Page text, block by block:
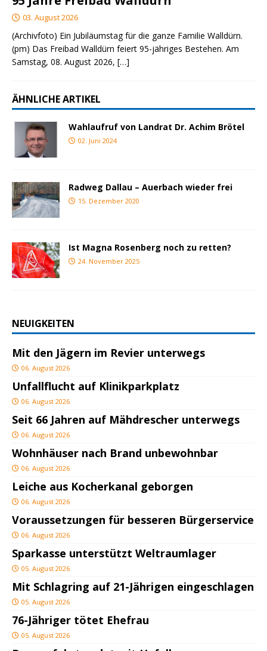
03. August 2026
(Archivfoto) Ein Jubiläumstag für die ganze Familie Walldürn.
(pm) Das Freibad Walldürn feiert 95-jähriges Bestehen. Am
Samstag, 08. August 2026, […]
ÄHNLICHE ARTIKEL
Wahlaufruf von Landrat Dr. Achim Brötel
02. Juni 2024
Radweg Dallau – Auerbach wieder frei
15. Dezember 2020
Ist Magna Rosenberg noch zu retten?
24. November 2025
NEUIGKEITEN
Mit den Jägern im Revier unterwegs
06. August 2026
Unfallflucht auf Klinikparkplatz
06. August 2026
Seit 66 Jahren auf Mähdrescher unterwegs
06. August 2026
Wohnhäuser nach Brand unbewohnbar
06. August 2026
Leiche aus Kocherkanal geborgen
06. August 2026
Voraussetzungen für besseren Bürgerservice
06. August 2026
Sparkasse unterstützt Weltraumlager
05. August 2026
Mit Schlagring auf 21-Jährigen eingeschlagen
05. August 2026
76-Jähriger tötet Ehefrau
05. August 2026